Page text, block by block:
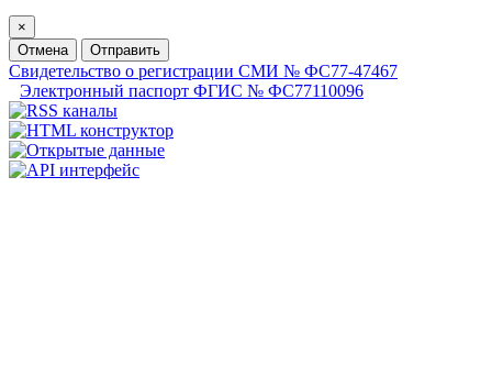
×
Отмена
Отправить
Свидетельство о регистрации СМИ № ФС77-47467
Электронный паспорт ФГИС № ФС77110096